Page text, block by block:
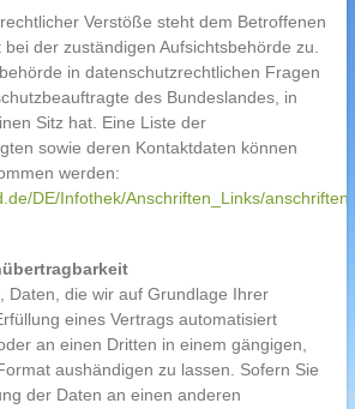
Verstöße steht dem Betroffenen
der zuständigen Aufsichtsbehörde zu.
in datenschutzrechtlichen Fragen
des Bundeslandes, in
Sitz hat. Eine Liste der
sowie deren Kontaktdaten können
werden:
DE/Infothek/Anschriften_Links/
Daten, die wir auf Grundlage Ihrer
eines Vertrags automatisiert
an einen Dritten in einem gängigen,
aushändigen zu lassen. Sofern Sie
der Daten an einen anderen